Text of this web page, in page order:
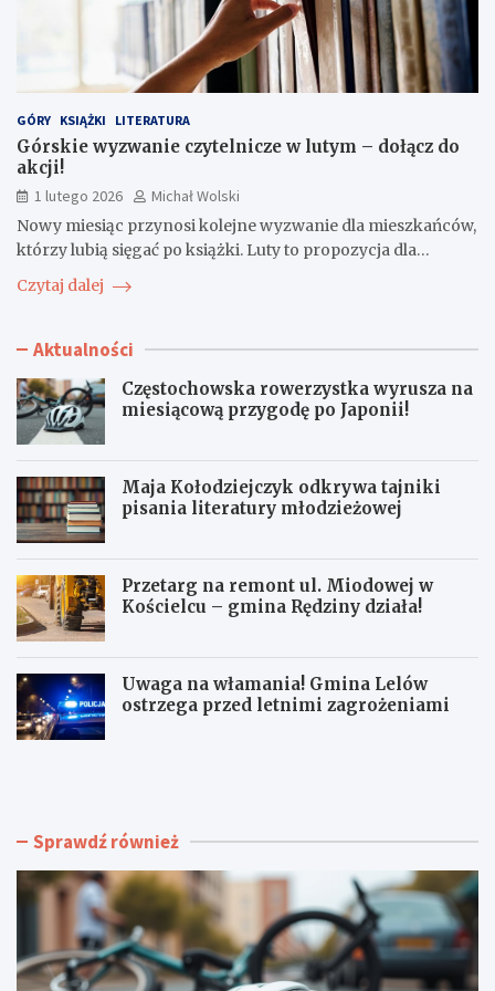
GÓRY KSIĄŻKI LITERATURA
Górskie wyzwanie czytelnicze w lutym – dołącz do
akcji!
1 lutego 2026
Michał Wolski
Nowy miesiąc przynosi kolejne wyzwanie dla mieszkańców,
którzy lubią sięgać po książki. Luty to propozycja dla…
Czytaj dalej
Aktualności
Częstochowska rowerzystka wyrusza na
miesiącową przygodę po Japonii!
Maja Kołodziejczyk odkrywa tajniki
pisania literatury młodzieżowej
Przetarg na remont ul. Miodowej w
Kościelcu – gmina Rędziny działa!
Uwaga na włamania! Gmina Lelów
ostrzega przed letnimi zagrożeniami
C
o
h
o
k
M
o
o
d
e
Sprawdź również